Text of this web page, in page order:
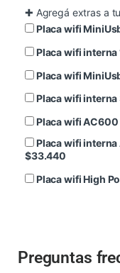
✚ Agregá extras a
Placa wifi
Placa wifi interna
Placa wifi
Placa wifi
Placa wifi AC600
Placa wifi interna
$33.440
Placa wifi High
Preguntas